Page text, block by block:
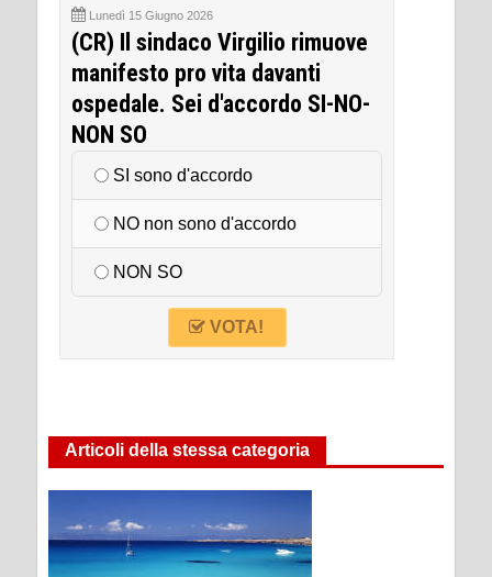
Lunedì 15 Giugno 2026
(CR) Il sindaco Virgilio rimuove
manifesto pro vita davanti
ospedale. Sei d'accordo SI-NO-
NON SO
SI sono d'accordo
NO non sono d'accordo
NON SO
VOTA!
Articoli della stessa categoria